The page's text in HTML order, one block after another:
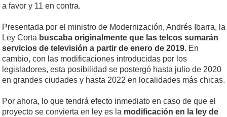
a favor y 11 en contra.
Presentada por el ministro de Modernización, Andrés Ibarra, la
Ley Corta buscaba originalmente que las telcos sumarán
servicios de televisión a partir de enero de 2019. En
cambio, con las modificaciones introducidas por los
legisladores, esta posibilidad se postergó hasta julio de 2020
en grandes ciudades y hasta 2022 en localidades más chicas.
Por ahora, lo que tendrá efecto inmediato en caso de que el
proyecto se convierta en ley es la modificación en la ley de